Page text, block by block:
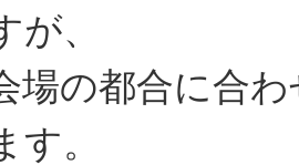
が、
場の都合に合
す。